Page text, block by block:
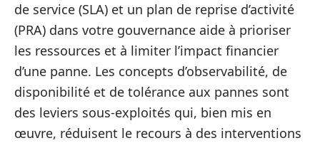
de service (SLA) et un plan de reprise d’activité
(PRA) dans votre gouvernance aide à prioriser
les ressources et à limiter l’impact financier
d’une panne. Les concepts d’observabilité, de
disponibilité et de tolérance aux pannes sont
des leviers sous-exploités qui, bien mis en
œuvre, réduisent le recours à des interventions